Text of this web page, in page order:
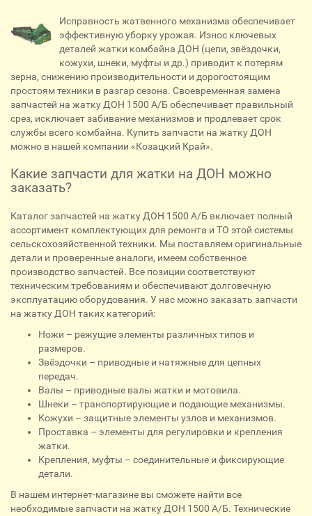
Исправность жатвенного механизма обеспечивает
эффективную уборку урожая. Износ ключевых
деталей жатки комбайна ДОН (цепи, звёздочки,
кожухи, шнеки, муфты и др.) приводит к потерям
зерна, снижению производительности и дорогостоящим
простоям техники в разгар сезона. Своевременная замена
запчастей на жатку ДОН 1500 А/Б обеспечивает правильный
срез, исключает забивание механизмов и продлевает срок
службы всего комбайна. Купить запчасти на жатку ДОН
можно в нашей компании «Козацкий Край».
Какие запчасти для жатки на ДОН можно
заказать?
Каталог запчастей на жатку ДОН 1500 А/Б включает полный
ассортимент комплектующих для ремонта и ТО этой системы
сельскохозяйственной техники. Мы поставляем оригинальные
детали и проверенные аналоги, имеем собственное
производство запчастей. Все позиции соответствуют
техническим требованиям и обеспечивают долговечную
эксплуатацию оборудования. У нас можно заказать запчасти
на жатку ДОН таких категорий:
Ножи – режущие элементы различных типов и
размеров.
Звёздочки – приводные и натяжные для цепных
передач.
Валы – приводные валы жатки и мотовила.
Шнеки – транспортирующие и подающие механизмы.
Кожухи – защитные элементы узлов и механизмов.
Проставка – элементы для регулировки и крепления
жатки.
Крепления, муфты – соединительные и фиксирующие
детали.
В нашем интернет-магазине вы сможете найти все
необходимые запчасти на жатку ДОН 1500 А/Б. Технические